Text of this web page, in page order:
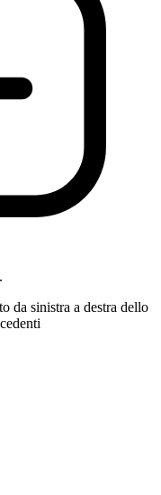
da sinistra a destra dello